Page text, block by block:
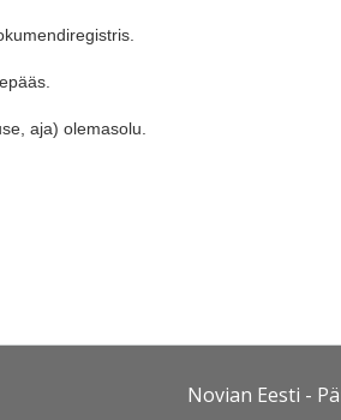
aja) olemasolu.
Novian Eesti -